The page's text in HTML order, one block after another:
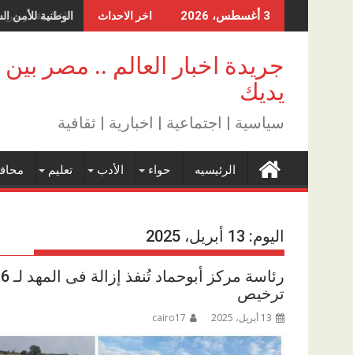
to
3 أغسطس، 2026 اخر الاحداث الوطنية للأمن
جريدة اخبار العالم .. مصر بين
يديك
سياسية | اجتماعية | اخبارية | ثقافية
الرئيسيه حواء الأدب تعليم
اليوم: 13 أبريل، 2025
ترخيص
13 أبريل، 2025 cairo17